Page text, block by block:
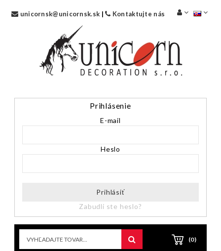
unicornsk@unicornsk.sk | Kontaktujte nás
Prihlásenie
E-mail
Heslo
Prihlásiť
Zabudli ste heslo?
(0)